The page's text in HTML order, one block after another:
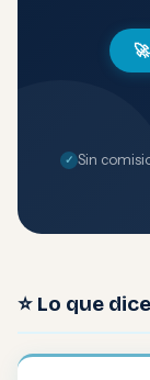
Sin
⭐ Lo que